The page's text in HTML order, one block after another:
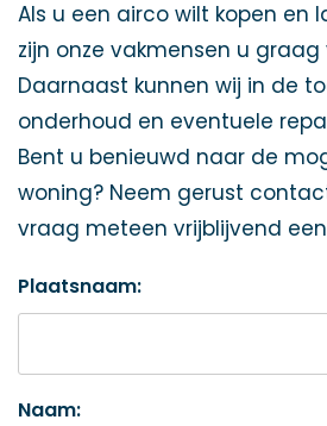
Als u een airco wilt kopen en
zijn onze vakmensen u
Daarnaast kunnen wij in de
onderhoud en eventuele
Bent u benieuwd naar de
woning? Neem gerust
vraag meteen vrijblijvend
Plaatsnaam:
Naam: